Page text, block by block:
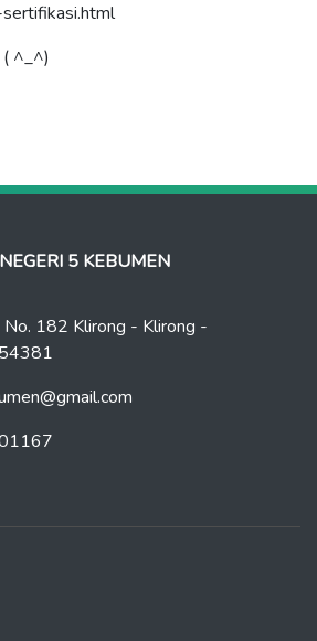
^_^)
5 KEBUMEN
No. 182 Klirong - Klirong -